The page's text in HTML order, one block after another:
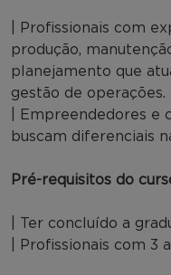
| Profissionais com
produção,
planejamento que
gestão de operações.
| Empreendedores e
buscam diferenciais
Pré-requisitos do
| Ter concluído a
| Profissionais com 3